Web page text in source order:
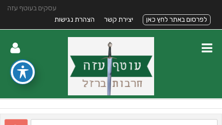
עסקים בעוטף עזה
לפרסום באתר לחץ כאן
יצירת קשר הצהרת נגישות